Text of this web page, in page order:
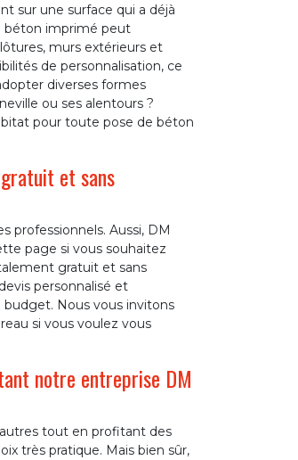
sur une surface qui a déjà
béton imprimé peut
murs extérieurs et
de personnalisation, ce
diverses formes
ou ses alentours ?
pour toute pose de béton
et sans
professionnels. Aussi, DM
page si vous souhaitez
gratuit et sans
personnalisé et
Nous vous invitons
si vous voulez vous
notre entreprise DM
tout en profitant des
très pratique. Mais bien sûr,